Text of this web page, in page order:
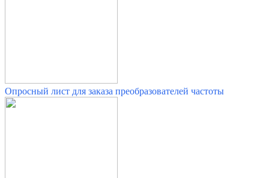
Опросный лист для заказа преобразователей частоты